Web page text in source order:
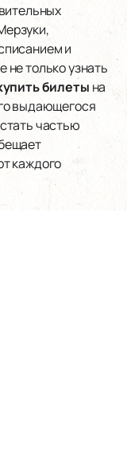
и
только узнать
билеты на
выдающегося
частью
каждого